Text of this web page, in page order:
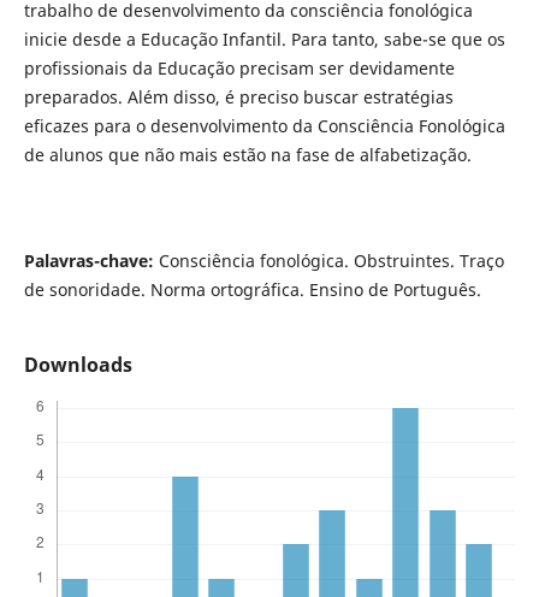
trabalho de desenvolvimento da consciência fonológica
inicie desde a Educação Infantil. Para tanto, sabe-se que os
profissionais da Educação precisam ser devidamente
preparados. Além disso, é preciso buscar estratégias
eficazes para o desenvolvimento da Consciência Fonológica
de alunos que não mais estão na fase de alfabetização.
Palavras-chave: Consciência fonológica. Obstruintes. Traço
de sonoridade. Norma ortográfica. Ensino de Português.
Downloads